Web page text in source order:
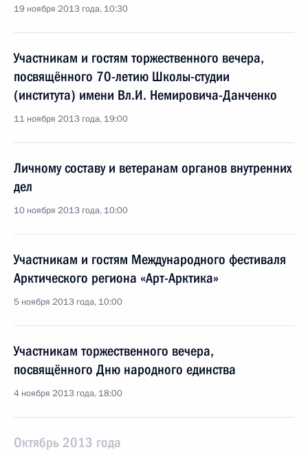
19 ноября 2013 года, 10:30
Участникам и гостям торжественного вечера,
посвящённого 70-летию Школы-студии
(института) имени Вл.И. Немировича-Данченко
11 ноября 2013 года, 19:00
Личному составу и ветеранам органов внутренних
дел
10 ноября 2013 года, 10:00
Участникам и гостям Международного фестиваля
Арктического региона «Арт-Арктика»
5 ноября 2013 года, 10:00
Участникам торжественного вечера,
посвящённого Дню народного единства
4 ноября 2013 года, 18:00
Октябрь 2013 года